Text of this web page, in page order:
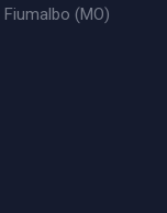
Fiumalbo (MO)